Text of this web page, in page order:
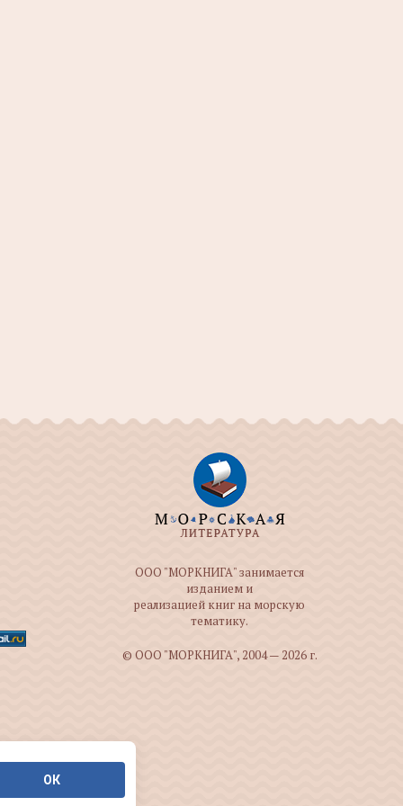
ООО "МОРКНИГА" занимается
изданием и
реализацией книг на морскую
тематику.
© ООО "МОРКНИГА", 2004 — 2026 г.
ОК